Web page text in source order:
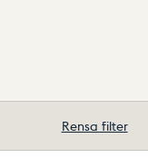
Rensa filter